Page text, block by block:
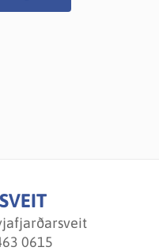
0615